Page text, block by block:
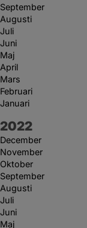
September
Augusti
Juli
Juni
Maj
April
Mars
Februari
Januari
År:
2022
December
November
Oktober
September
Augusti
Juli
Juni
Maj